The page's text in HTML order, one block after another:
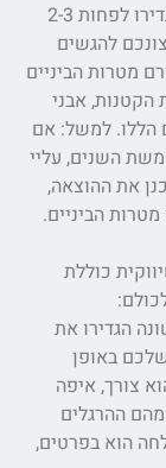
מתוך החזון שלכם, הגדירו לפחות 2-3
להגשים
מטרות הביניים
אבני
הללו. למשל: אם
השנים, עליי
את ההוצאה,
מטרות הביניים.
כוללת
הגדירו את
באופן
צורך, איפה
ההרגלים
הוא בפרטים,